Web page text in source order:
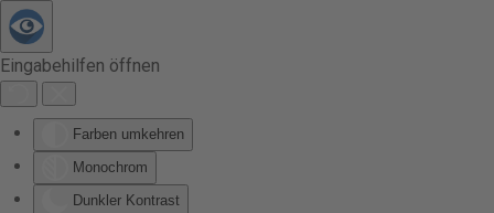
Eingabehilfen öffnen
Farben umkehren
Monochrom
Dunkler Kontrast
Zum Hauptinhalt springen